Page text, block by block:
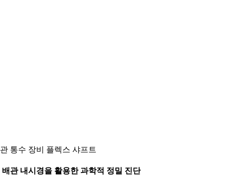
통수 장비 플렉스 샤프트
관 내시경을 활용한 과학적 정밀 진단